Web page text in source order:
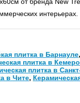
интерьерах.
плитка в Барнауле,
плитка в
плитка в
в Чите,